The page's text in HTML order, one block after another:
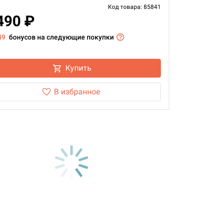
Код товара: 85841
₽
бонусов на следующие покупки
Купить
В избранное